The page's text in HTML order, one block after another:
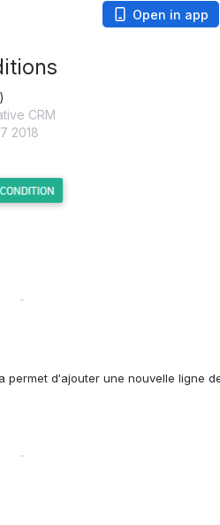
Open in app
CRM
2018
d’ajouter une nouvelle ligne